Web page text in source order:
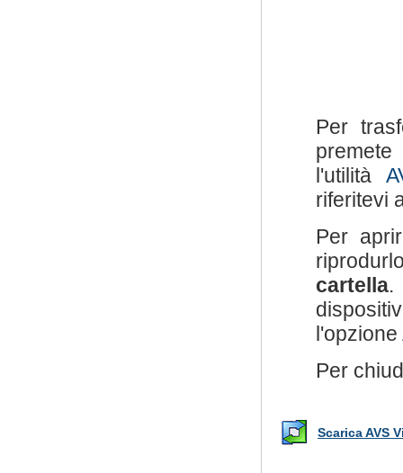
Per
l'utilità
riferitevi
Per
cartella.
l'opzione
Per
Scarica AVS